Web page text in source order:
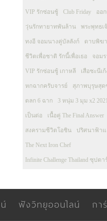
VIP รักซ่อนชู้ Club Friday ออ
วุ่นรักทายาทพันล้าน พระพุทธเ
ทงอี จอมนางคู่บัลลังก์ ดาบพิฆ
ชีวิตเพื่อชาติ รักนี้เพื่อเธอ จอม
VIP รักซ่อนชู้ เกาหลี เสือชะนีเก้
หกฉากครับจารย์ สุภาพบุรุษสุด
ตลก 6 ฉาก 3 หนุ่ม 3 มุม x2
เป็นต่อ เนื้อคู่ The Final Answer
สงครามชีวิตโอชิน ปริศนาฟ้า
The Next Iron Chef
Infinite Challenge Thailand ซุปต
ฟังวิทยุออนไลน์ กา